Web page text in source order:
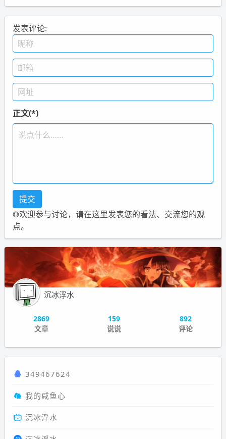
发表评论:
正文(*)
◎欢迎参与讨论，请在这里发表您的看法、交流您的观
点。
沉冰浮水
2869
文章
159
说说
892
评论
349467624
我的咸鱼心
沉冰浮水